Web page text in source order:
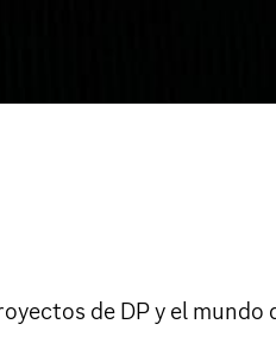
de DP y el mundo